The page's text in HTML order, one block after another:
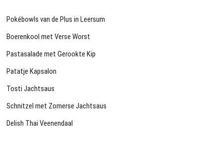
Pokébowls van de Plus in Leersum
Boerenkool met Verse Worst
Pastasalade met Gerookte Kip
Patatje Kapsalon
Tosti Jachtsaus
Schnitzel met Zomerse Jachtsaus
Delish Thai Veenendaal